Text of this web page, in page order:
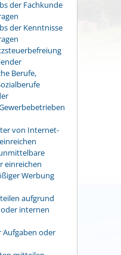
der Fachkunde
der Kenntnisse
Berufe,
von Internet-
einreichen
Werbung
aufgrund
internen
Aufgaben oder